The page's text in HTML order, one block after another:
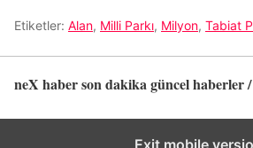
Etiketler: Alan, Milli Parkı, Milyon, Tabiat
neX haber son dakika güncel haberler